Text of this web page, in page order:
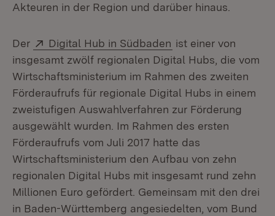
Akteuren in der Region und darüber hinaus.
Der Extern:
Digital Hub in Südbaden (Öffnet in neuem
ist einer von
insgesamt zwölf regionalen Digital Hubs, die vom
Wirtschaftsministerium im Rahmen des zweiten
Förderaufrufs für regionale Digital Hubs in einem
zweistufigen Auswahlverfahren zur Förderung
ausgewählt wurden. Im Rahmen des ersten
Förderaufrufs vom Juli 2017 hatte das
Wirtschaftsministerium den Aufbau von zehn
regionalen Digital Hubs mit insgesamt rund zehn
Millionen Euro gefördert. Gemeinsam mit den drei
in Baden-Württemberg angesiedelten, vom Bund